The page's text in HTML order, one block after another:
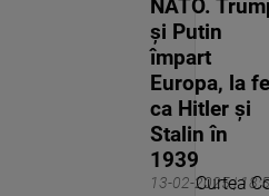
13-02-2025 |
NATO.
și Putin
împart
Europa, la
ca Hitler și
Stalin în
1939
Curtea